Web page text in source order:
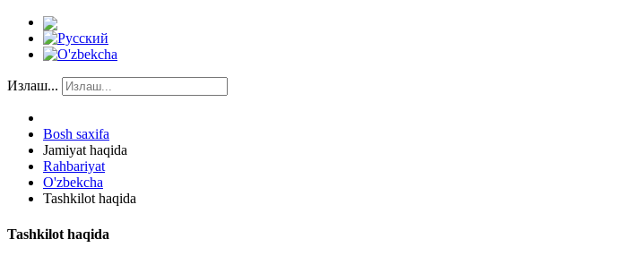
Излаш...
Bosh saxifa
Jamiyat haqida
Rahbariyat
O'zbekcha
Tashkilot haqida
Tashkilot haqida